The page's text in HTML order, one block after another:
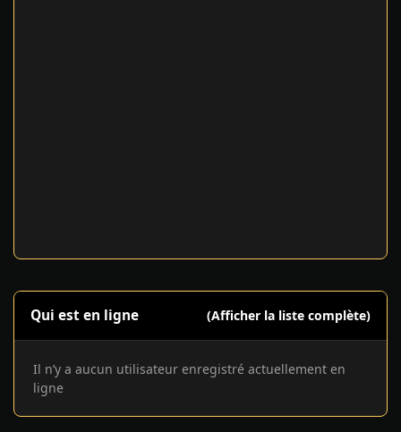
Qui est en ligne (Afficher la liste complète)
Il n’y a aucun utilisateur enregistré actuellement en
ligne